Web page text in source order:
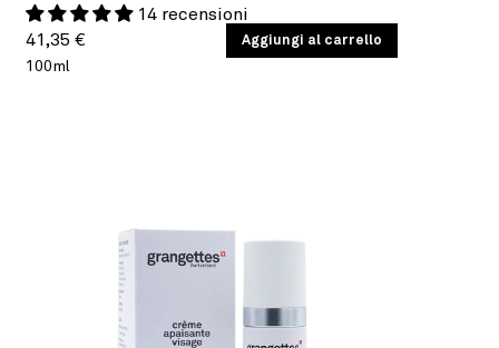
14 recensioni
Prezzo
di
41,35 €
PREZZO
UNITARIO
/
100ml
Aggiungi al carrello